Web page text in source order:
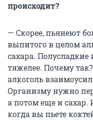
происходит?
— Скорее, пьянеют
выпитого в целом
сахара. Полусладкие
тяжелее. Почему
алкоголь
Организму нужно
а потом еще и сахар.
когда вы пьете